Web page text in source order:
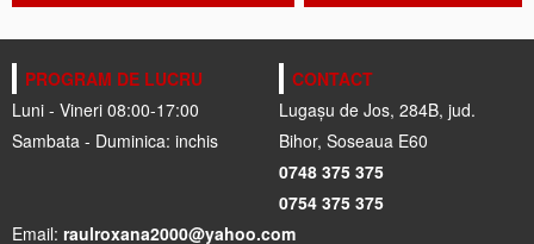
PROGRAM DE LUCRU
Luni - Vineri 08:00-17:00
Sambata - Duminica: inchis
CONTACT
Lugașu de Jos, 284B, jud.
Bihor, Soseaua E60
0748 375 375
0754 375 375
Email: raulroxana2000@yahoo.com